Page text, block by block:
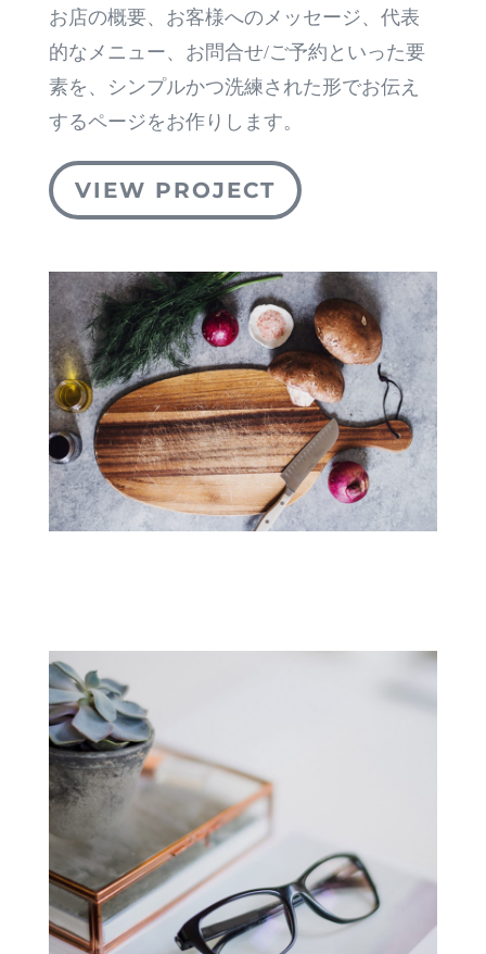
お店の概要、お客様へのメッセージ、代表
的なメニュー、お問合せ/ご予約といった要
素を、シンプルかつ洗練された形でお伝え
するページをお作りします。
VIEW PROJECT